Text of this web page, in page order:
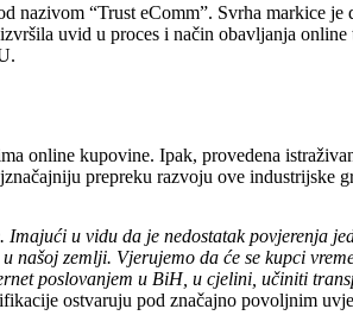
“Trust eComm”. Svrha markice je
uvid u proces i način obavljanja
online kupovine. Ipak, provedena
prepreku razvoju ove industrijske
u vidu da je nedostatak povjerenja
zemlji. Vjerujemo da će se kupci
poslovanjem u BiH, u cjelini, učiniti
ostvaruju pod značajno povoljnim